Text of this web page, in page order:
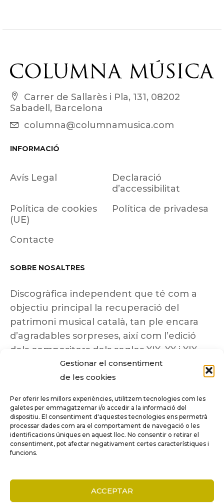
Gestionar el consentiment
de les cookies
Per oferir les millors experiències, utilitzem tecnologies com les
galetes per emmagatzemar i/o accedir a la informació del
dispositiu. El consentiment d'aquestes tecnologies ens permetrà
processar dades com ara el comportament de navegació o les
identificacions úniques en aquest lloc. No consentir o retirar el
consentiment, pot afectar negativament certes característiques i
funcions.
ACCEPTAR
Carrer de Sallarès i Pla, 131, 08202
Sabadell, Barcelona
columna@columnamusica.com
INFORMACIÓ
Avís Legal
Declaració
d’accessibilitat
Política de cookies
(UE)
Política de privadesa
Contacte
SOBRE NOSALTRES
Discogràfica independent que té com a
objectiu principal la recuperació del
patrimoni musical català, tan ple encara
d’agradables sorpreses, així com l’edició
dels compositors dels segles XIX, XX i XIX
insuficientment coneguts.
Tots els drets reservats a ©Columna
Música.
COMPARE (0)